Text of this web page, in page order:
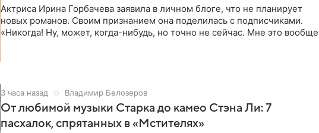
Актриса Ирина Горбачева заявила в личном блоге, что не планирует
новых романов. Своим признанием она поделилась с подписчиками.
«Никогда! Ну, может, когда-нибудь, но точно не сейчас. Мне это вообще
3 часа назад Владимир Белозеров
От любимой музыки Старка до камео Стэна Ли: 7
пасхалок, спрятанных в «Мстителях»